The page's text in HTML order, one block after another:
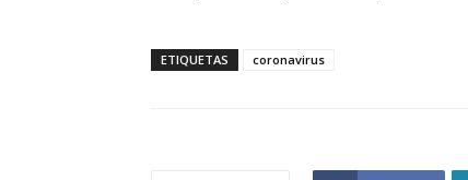
ETIQUETAS coronavirus